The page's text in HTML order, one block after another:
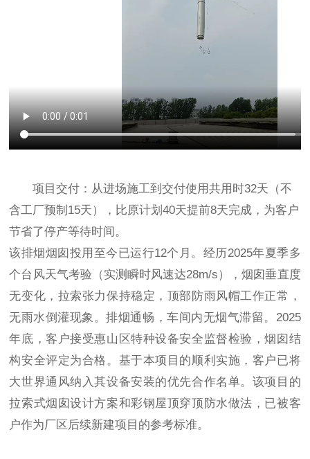
项目交付：从进场施工到交付使用共用时32天（不
含工厂预制15天），比原计划40天提前8天完成，为客户
节省了停产等待时间。
该排烟烟囱投用至今已运行12个月。经历2025年夏季多
个台风天气考验（实测瞬时风速达28m/s），烟囱垂直度
无变化，拉索张力保持稳定，顶部防雨风帽工作正常，
无雨水倒灌现象。排烟通畅，车间内无烟气滞留。2025
年底，客户接受惠山区特种设备安全监督检验，烟囱结
构安全评定为合格。基于本项目的顺利实施，客户已将
大世界通风纳入其设备安装的优先合作名单。该项目的
拉索式烟囱设计方案和彩钢屋顶穿顶防水做法，已被客
户作为厂区后续新建项目的参考标准。